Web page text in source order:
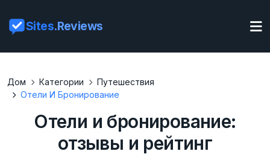
Sites.Reviews
Дом Категории
Путешествия
Отели И Бронирование
Отели и бронирование:
отзывы и рейтинг